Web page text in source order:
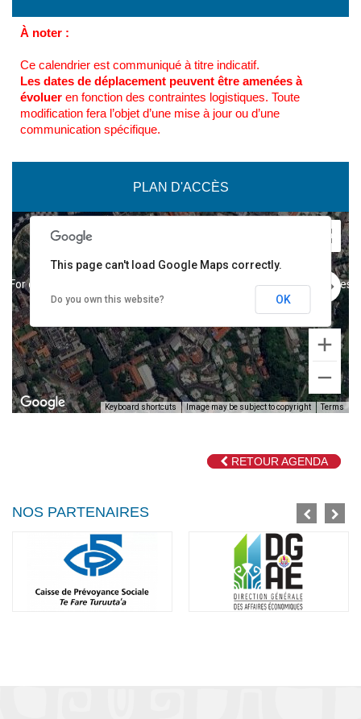
À noter :
Ce calendrier est communiqué à titre indicatif.
Les dates de déplacement peuvent être amenées à
évoluer en fonction des contraintes logistiques. Toute
modification fera l’objet d’une mise à jour ou d’une
communication spécifique.
PLAN D'ACCÈS
For development purposes
For development purposes only
Keyboard shortcuts Image may be subject to copyright Terms
This page can't load Google Maps correctly.
Do you own this website? OK
RETOUR AGENDA
NOS PARTENAIRES